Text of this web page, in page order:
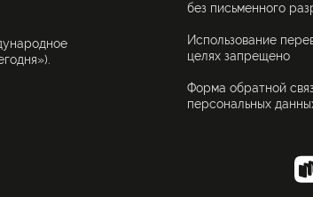
без письменного
Использование
целях запрещено
Форма обратной
персональных